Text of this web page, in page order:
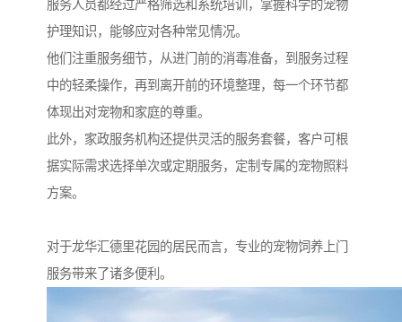
服务人员都经过严格筛选和系统培训，掌握科学的宠物
护理知识，能够应对各种常见情况。
他们注重服务细节，从进门前的消毒准备，到服务过程
中的轻柔操作，再到离开前的环境整理，每一个环节都
体现出对宠物和家庭的尊重。
此外，家政服务机构还提供灵活的服务套餐，客户可根
据实际需求选择单次或定期服务，定制专属的宠物照料
方案。
对于龙华汇德里花园的居民而言，专业的宠物饲养上门
服务带来了诸多便利。